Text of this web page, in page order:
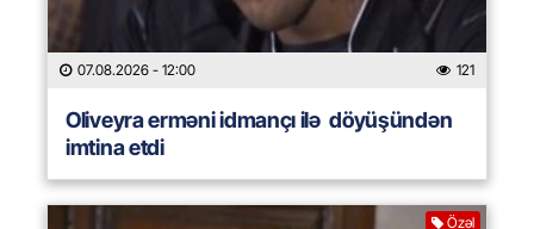
07.08.2026 - 12:00 121
Oliveyra erməni idmançı ilə döyüşündən
imtina etdi
Özəl